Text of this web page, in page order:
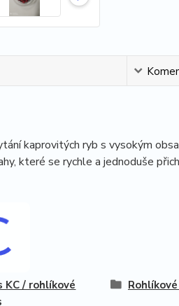
kaprovitých ryb s vysokým
které se rychle a jednoduše
KC / rohlíkové